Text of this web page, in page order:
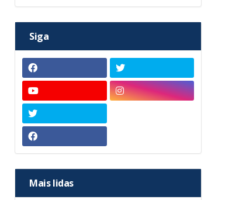
Siga
Mais lidas